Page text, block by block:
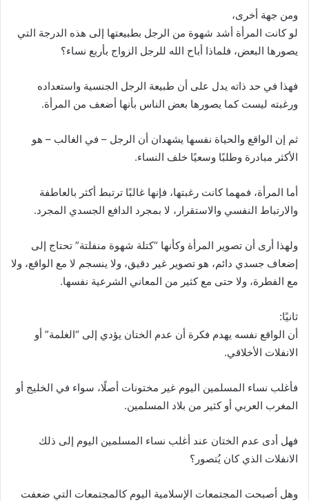
ومن جهة أخرى،
لو كانت المرأة أشد شهوة من الرجل بطبيعتها إلى هذه الدرجة التي
يصورها البعض، فلماذا أباح الله للرجل الزواج بأربع نساء؟
فهذا في حد ذاته يدل على أن طبيعة الرجل الجنسية واستعداده
ورغبته ليست كما يصورها بعض الناس بأنها أضعف من المرأة.
ثم إن الواقع والحياة نفسها يشهدان أن الرجل – في الغالب – هو
الأكثر مبادرة وطلبًا وسعيًا خلف النساء.
أما المرأة، فمهما كانت رغبتها، فإنها غالبًا ترتبط أكثر بالعاطفة
والارتباط النفسي والاستقرار، لا بمجرد الدافع الجسدي المجرد.
ولهذا أرى أن تصوير المرأة وكأنها “كتلة شهوة منفلتة” تحتاج إلى
إضعاف جسدي دائم، هو تصوير غير دقيق، ولا ينسجم لا مع الواقع، ولا
مع الفطرة، ولا حتى مع كثير من المعاني الشرعية نفسها.
ثانيًا:
أن الواقع نفسه يهدم فكرة أن عدم الختان يؤدي إلى “الغلمة” أو
الانفلات الأخلاقي.
فأغلب نساء المسلمين اليوم غير مختونات أصلًا، سواء في الخليج أو
المغرب العربي أو كثير من بلاد المسلمين.
فهل أدى عدم الختان عند أغلب نساء المسلمين اليوم إلى ذلك
الانفلات الذي كان يُتصور؟
وهل أصبحت المجتمعات الإسلامية اليوم كالمجتمعات التي ضعفت